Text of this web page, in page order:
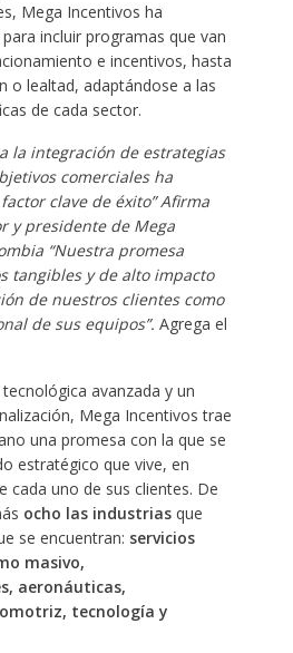
Mega Incentivos ha
incluir programas que van
e incentivos, hasta
o lealtad, adaptándose a las
de cada sector.
la integración de estrategias
comerciales ha
clave de éxito” Afirma
y presidente de Mega
“Nuestra promesa
tangibles y de alto impacto
de nuestros clientes como
de sus equipos”. Agrega el
avanzada y un
Mega Incentivos trae
una promesa con la que se
estratégico que vive, en
cada uno de sus clientes. De
ocho las industriasque
se encuentran: servicios
masivo,
aeronáuticas,
tecnología y